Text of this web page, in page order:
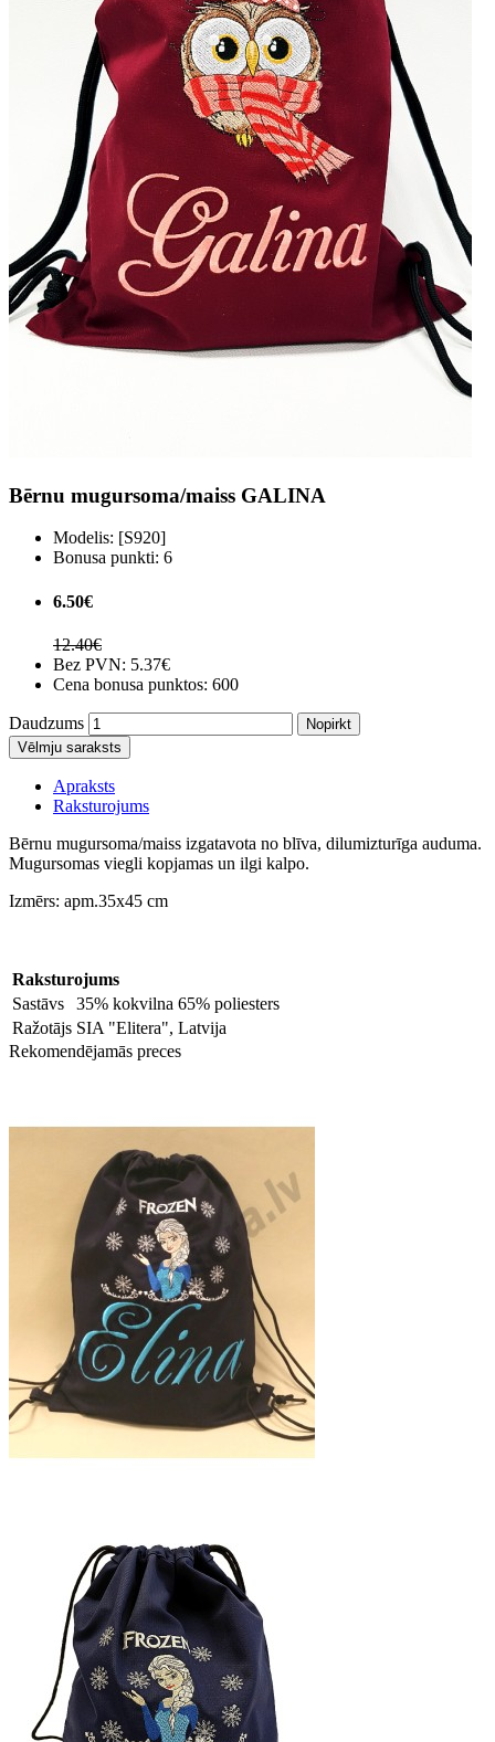
Bērnu mugursoma/maiss GALINA
Modelis: [S920]
Bonusa punkti: 6
6.50€
12.40€
Bez PVN: 5.37€
Cena bonusa punktos: 600
Daudzums
Nopirkt
Vēlmju saraksts
Apraksts
Raksturojums
Bērnu mugursoma/maiss izgatavota no blīva, dilumizturīga auduma.
Mugursomas viegli kopjamas un ilgi kalpo.
Izmērs: apm.35x45 cm
Raksturojums
Sastāvs
35% kokvilna 65% poliesters
Ražotājs SIA "Elitera", Latvija
Rekomendējamās preces